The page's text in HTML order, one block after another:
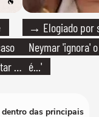
no
→ Elogiado por
Neymar 'ignora'
é...'
das principais